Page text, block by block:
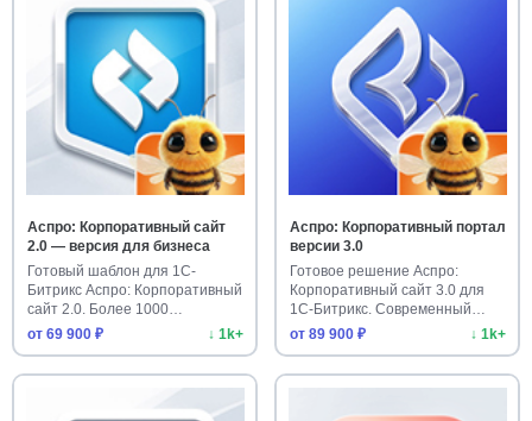
Аспро: Корпоративный сайт
2.0 — версия для бизнеса
Готовый шаблон для 1С-
Битрикс Аспро: Корпоративный
сайт 2.0. Более 1000
установо…
от 69 900 ₽ ↓ 1k+
Аспро: Корпоративный портал
версии 3.0
Готовое решение Аспро:
Корпоративный сайт 3.0 для
1С-Битрикс. Современный
шаблон…
от 89 900 ₽ ↓ 1k+